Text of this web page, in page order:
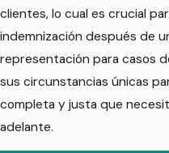
clientes, lo cual es crucial
indemnización después de
representación para casos
sus circunstancias únicas
completa y justa que
adelante.